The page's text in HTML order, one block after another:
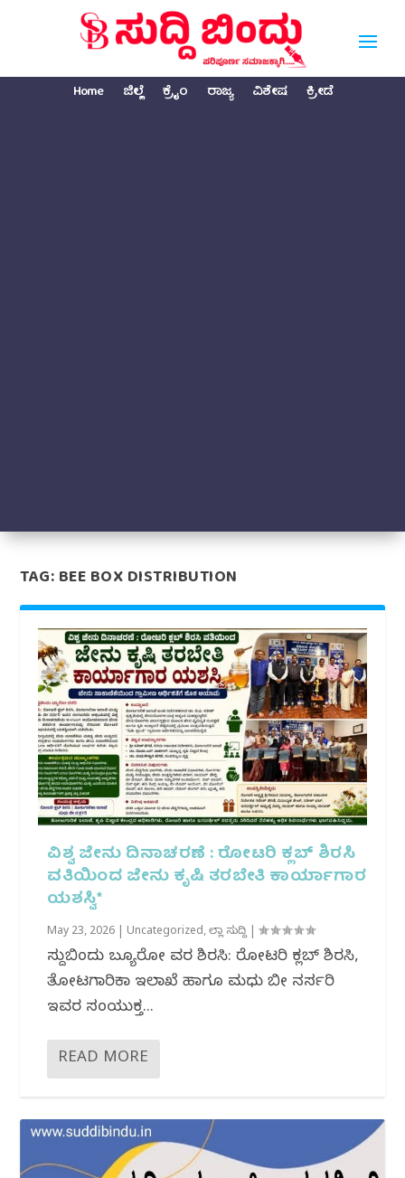
Home ಜಿಲ್ಲೆ ಕ್ರೈಂ ರಾಜ್ಯ ವಿಶೇಷ ಕ್ರೀಡೆ
TAG:BEE BOX DISTRIBUTION
ವಿಶ್ವ ಜೇನು ದಿನಾಚರಣೆ : ರೋಟರಿ ಕ್ಲಬ್ ಶಿರಸಿ
ವತಿಯಿಂದ ಜೇನು ಕೃಷಿ ತರಬೇತಿ ಕಾರ್ಯಾಗಾರ
ಯಶಸ್ವಿ*
May 23, 2026 Uncategorized,ಜಿಲ್ಲಾ ಸುದ್ದಿ |
ಸುದ್ದಿಬಿಂದು ಬ್ಯೂರೋ ವರದಿ ಶಿರಸಿ: ರೋಟರಿ ಕ್ಲಬ್ ಶಿರಸಿ,
ತೋಟಗಾರಿಕಾ ಇಲಾಖೆ ಹಾಗೂ ಮಧು ಬೀ ನರ್ಸರಿ
ಇವರ ಸಂಯುಕ್ತ...
READ MORE